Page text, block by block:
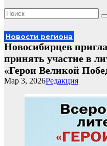
Новости региона
Новосибирцев
принять участие в
«Герои Великой
Редакция
Мар 3, 2026